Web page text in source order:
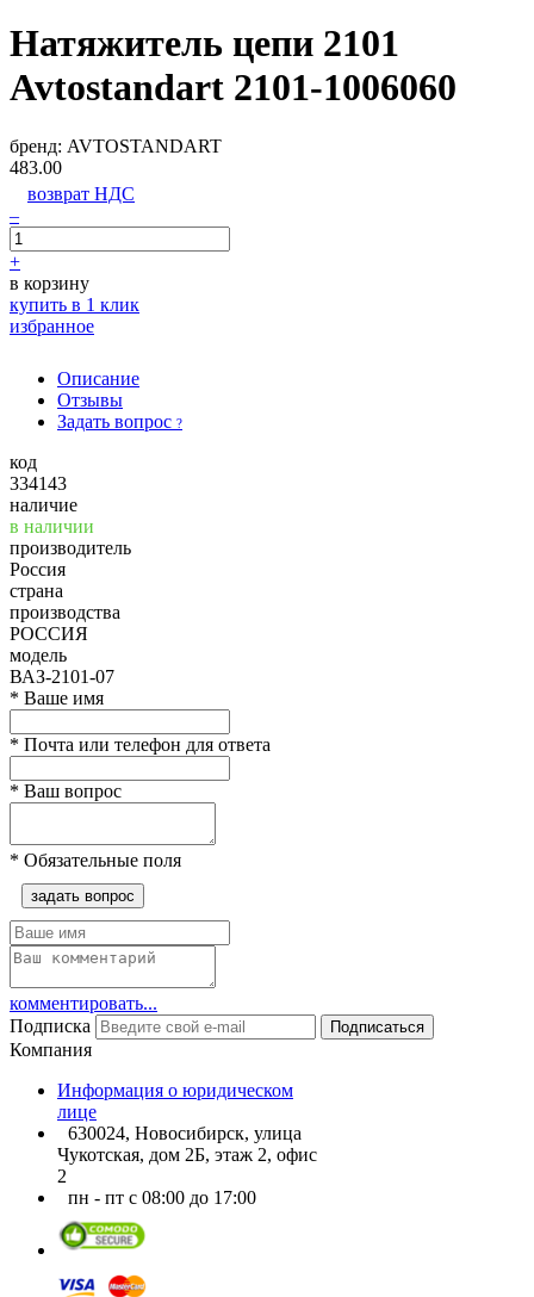
Натяжитель цепи 2101
Avtostandart 2101-1006060
бренд: AVTOSTANDART
483.00
возврат НДС
–
+
в корзину
купить в 1 клик
избранное
Описание
Отзывы
Задать вопрос ?
код
334143
наличие
в наличии
производитель
Россия
страна
производства
РОССИЯ
модель
ВАЗ-2101-07
* Ваше имя
* Почта или телефон для ответа
* Ваш вопрос
* Обязательные поля
задать вопрос
комментировать...
Подписка
Подписаться
Компания
Информация о юридическом
лице
630024, Новосибирск, улица
Чукотская, дом 2Б, этаж 2, офис
2
пн - пт с 08:00 до 17:00